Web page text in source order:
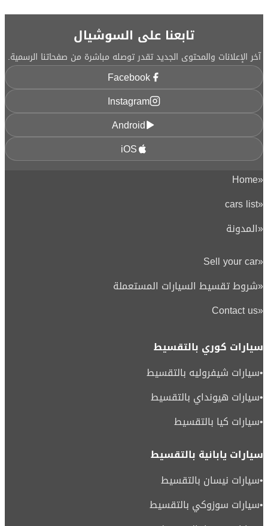
تابعنا على السوشيال
آخر الإعلانات والمحتوى الجديد تقدر توصله مباشرة من صفحاتنا الرسمية.
Facebook
Instagram
Android
iOS
«
Home
«
cars list
«المدونة
«
Sell your car
«شروط تقسيط السيارات المستعملة
«
Contact us
سيارات كوري بالتقسيط
•سيارات شيفروليه بالتقسيط
•سيارات هيونداي بالتقسيط
•سيارات كيا بالتقسيط
سيارات يابانية بالتقسيط
•سيارات نيسان بالتقسيط
•سيارات سوزوكي بالتقسيط